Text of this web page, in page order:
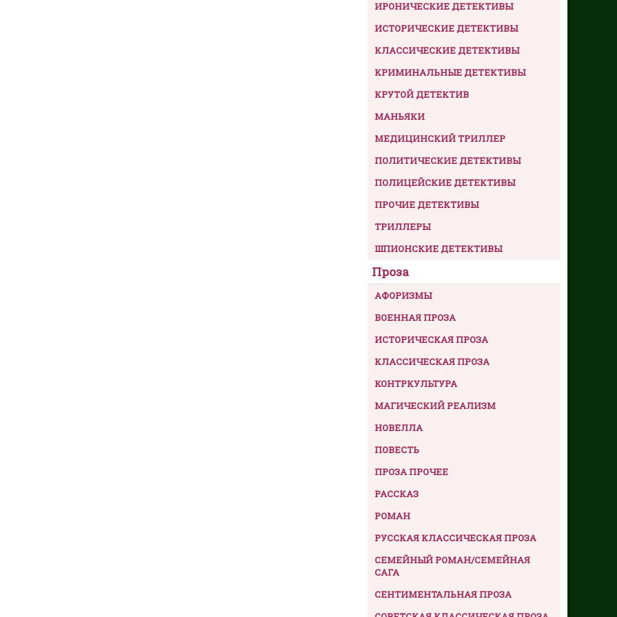
ИРОНИЧЕСКИЕ ДЕТЕКТИВЫ
ИСТОРИЧЕСКИЕ ДЕТЕКТИВЫ
КЛАССИЧЕСКИЕ ДЕТЕКТИВЫ
КРИМИНАЛЬНЫЕ ДЕТЕКТИВЫ
КРУТОЙ ДЕТЕКТИВ
МАНЬЯКИ
МЕДИЦИНСКИЙ ТРИЛЛЕР
ПОЛИТИЧЕСКИЕ ДЕТЕКТИВЫ
ПОЛИЦЕЙСКИЕ ДЕТЕКТИВЫ
ПРОЧИЕ ДЕТЕКТИВЫ
ТРИЛЛЕРЫ
ШПИОНСКИЕ ДЕТЕКТИВЫ
Проза
АФОРИЗМЫ
ВОЕННАЯ ПРОЗА
ИСТОРИЧЕСКАЯ ПРОЗА
КЛАССИЧЕСКАЯ ПРОЗА
КОНТРКУЛЬТУРА
МАГИЧЕСКИЙ РЕАЛИЗМ
НОВЕЛЛА
ПОВЕСТЬ
ПРОЗА ПРОЧЕЕ
РАССКАЗ
РОМАН
РУССКАЯ КЛАССИЧЕСКАЯ ПРОЗА
СЕМЕЙНЫЙ РОМАН/СЕМЕЙНАЯ
САГА
СЕНТИМЕНТАЛЬНАЯ ПРОЗА